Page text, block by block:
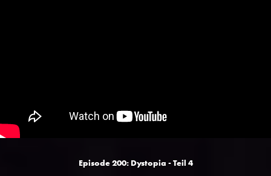
Episode 200: Dystopia - Teil 4